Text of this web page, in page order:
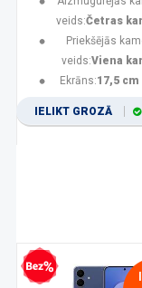
veids:Četras
Priekšējās
veids:Viena
Ekrāns:17,5 cm
IELIKT GROZĀ
kredīts